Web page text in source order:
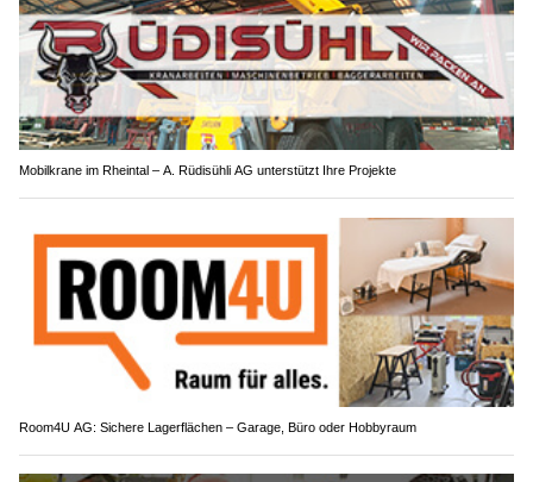
Mobilkrane im Rheintal – A. Rüdisühli AG unterstützt Ihre Projekte
Room4U AG: Sichere Lagerflächen – Garage, Büro oder Hobbyraum